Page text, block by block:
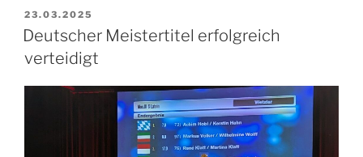
VERÖFFENTLICHT
AM
23.03.2025
Deutscher Meistertitel erfolgreich
verteidigt